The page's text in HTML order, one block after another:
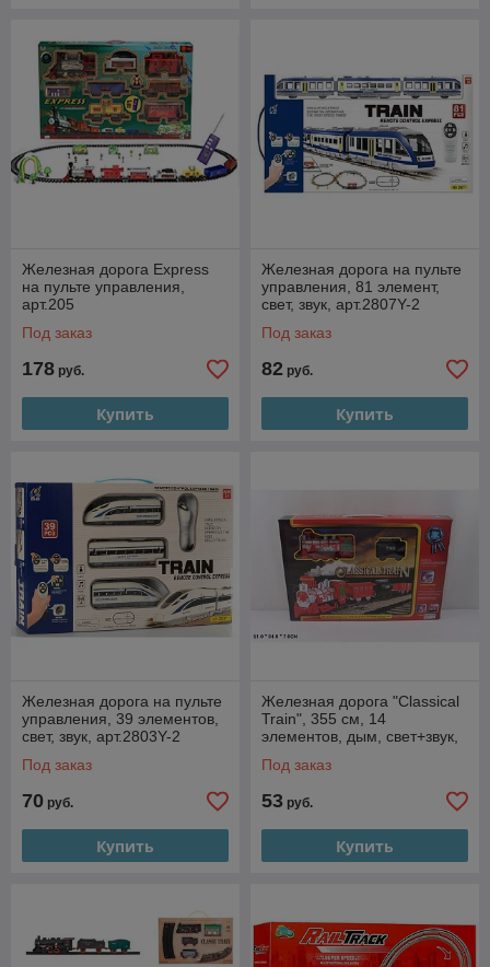
Железная дорога Express
на пульте управления,
арт.205
Под заказ
178 руб.
Купить
Железная дорога на пульте
управления, 81 элемент,
свет, звук, арт.2807Y-2
Под заказ
82 руб.
Купить
Железная дорога на пульте
управления, 39 элементов,
свет, звук, арт.2803Y-2
Под заказ
70 руб.
Купить
Железная дорога "Classical
Train", 355 см, 14
элементов, дым, свет+звук,
Под заказ
53 руб.
Купить